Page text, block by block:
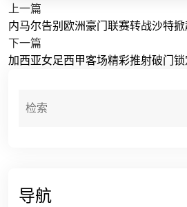
上一篇
内马尔告别欧洲豪门联赛转战沙特
下一篇
加西亚女足西甲客场精彩推射破门
导航